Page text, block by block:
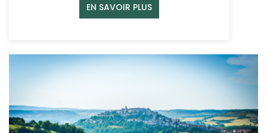
EN SAVOIR PLUS